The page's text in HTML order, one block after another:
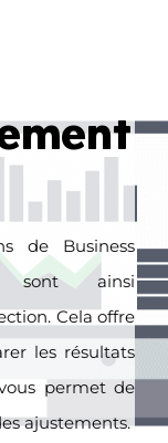
de Business
sont ainsi
Cela offre
les résultats
permet de
ajustements.